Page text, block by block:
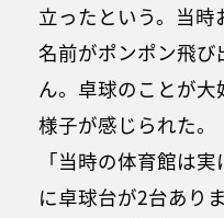
立ったという。当
名前がポンポン飛
ん。卓球のことが
様子が感じられた。
「当時の体育館は
に卓球台が2台あり